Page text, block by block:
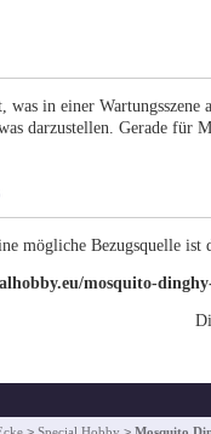
was in einer
darzustellen. Gerade für
mögliche Bezugsquelle ist
mosquito-